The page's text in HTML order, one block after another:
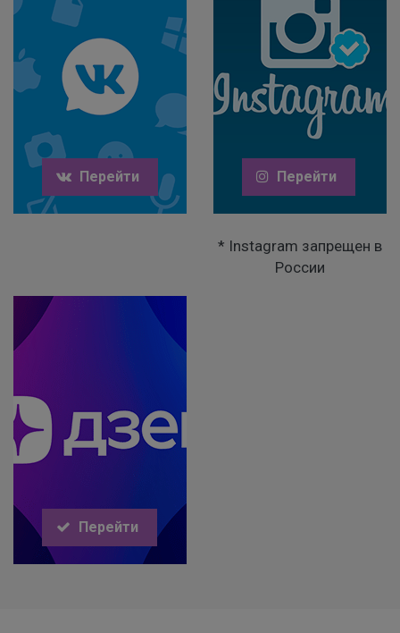
Перейти Перейти
* Instagram запрещен в
России
Перейти